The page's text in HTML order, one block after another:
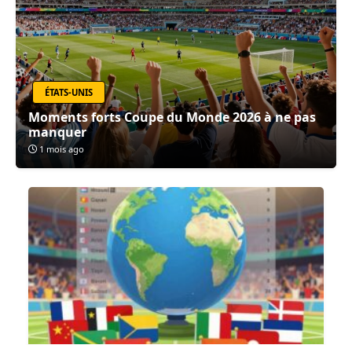
ÉTATS-UNIS
Moments forts Coupe du Monde 2026 à ne pas
manquer
1 mois ago